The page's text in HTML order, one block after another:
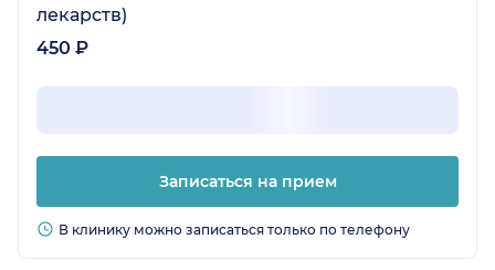
лекарств)
450 ₽
Записаться на прием
В клинику можно записаться только по телефону